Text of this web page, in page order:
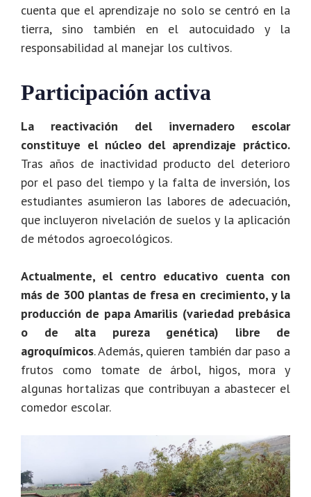
cuenta que el aprendizaje no solo se centró en la
tierra, sino también en el autocuidado y la
responsabilidad al manejar los cultivos.
Participación activa
La reactivación del invernadero escolar
constituye el núcleo del aprendizaje práctico.
Tras años de inactividad producto del deterioro
por el paso del tiempo y la falta de inversión, los
estudiantes asumieron las labores de adecuación,
que incluyeron nivelación de suelos y la aplicación
de métodos agroecológicos.
Actualmente, el centro educativo cuenta con
más de 300 plantas de fresa en crecimiento, y la
producción de papa Amarilis (variedad prebásica
o de alta pureza genética) libre de
agroquímicos. Además, quieren también dar paso a
frutos como tomate de árbol, higos, mora y
algunas hortalizas que contribuyan a abastecer el
comedor escolar.